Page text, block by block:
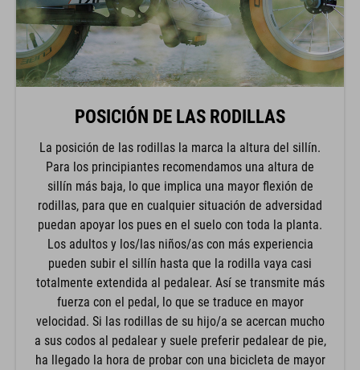
POSICIÓN DE LAS RODILLAS
La posición de las rodillas la marca la altura del sillín.
Para los principiantes recomendamos una altura de
sillín más baja, lo que implica una mayor flexión de
rodillas, para que en cualquier situación de adversidad
puedan apoyar los pues en el suelo con toda la planta.
Los adultos y los/las niños/as con más experiencia
pueden subir el sillín hasta que la rodilla vaya casi
totalmente extendida al pedalear. Así se transmite más
fuerza con el pedal, lo que se traduce en mayor
velocidad. Si las rodillas de su hijo/a se acercan mucho
a sus codos al pedalear y suele preferir pedalear de pie,
ha llegado la hora de probar con una bicicleta de mayor